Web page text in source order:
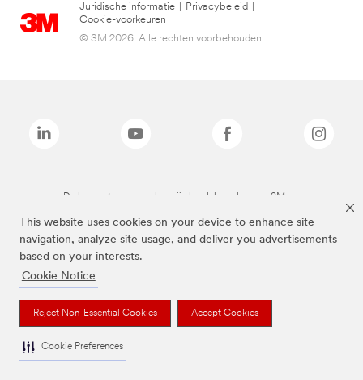
This website uses cookies on your device to enhance site
navigation, analyze site usage, and deliver you advertisements
based on your interests.
Cookie Notice
Reject Non-Essential Cookies Accept Cookies
Cookie Preferences
Juridische informatie Privacybeleid
Cookie-voorkeuren
© 3M 2026. Alle rechten voorbehouden.
De bovenstaande merken zijn handelsmerken van 3M.we